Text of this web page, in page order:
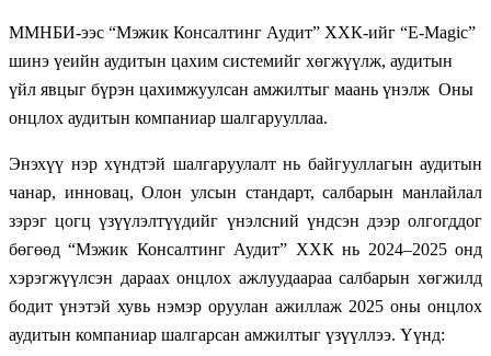
ММНБИ-ээс “Мэжик Консалтинг Аудит” ХХК-ийг “E-Magic”
шинэ үеийн аудитын цахим системийг хөгжүүлж, аудитын
үйл явцыг бүрэн цахимжуулсан амжилтыг маань үнэлж Оны
онцлох аудитын компаниар шалгарууллаа.
Энэхүү нэр хүндтэй шалгаруулалт нь байгууллагын аудитын
чанар, инновац, Олон улсын стандарт, салбарын манлайлал
зэрэг цогц үзүүлэлтүүдийг үнэлсний үндсэн дээр олгогддог
бөгөөд “Мэжик Консалтинг Аудит” ХХК нь 2024–2025 онд
хэрэгжүүлсэн дараах онцлох ажлуудаараа салбарын хөгжилд
бодит үнэтэй хувь нэмэр оруулан ажиллаж 2025 оны онцлох
аудитын компаниар шалгарсан амжилтыг үзүүллээ. Үүнд: